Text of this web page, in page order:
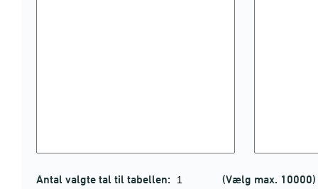
Antal valgte tal til tabellen: (Vælg max. 10000)